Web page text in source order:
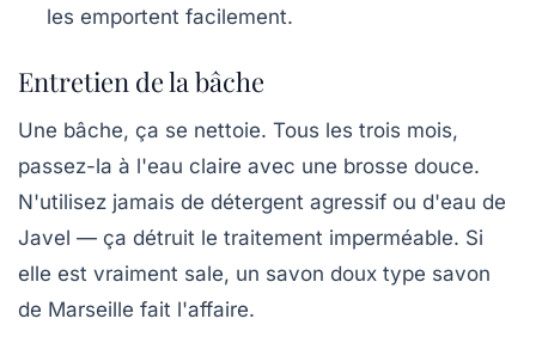
les emportent facilement.
Entretien de la bâche
Une bâche, ça se nettoie. Tous les trois mois,
passez-la à l'eau claire avec une brosse douce.
N'utilisez jamais de détergent agressif ou d'eau de
Javel — ça détruit le traitement imperméable. Si
elle est vraiment sale, un savon doux type savon
de Marseille fait l'affaire.